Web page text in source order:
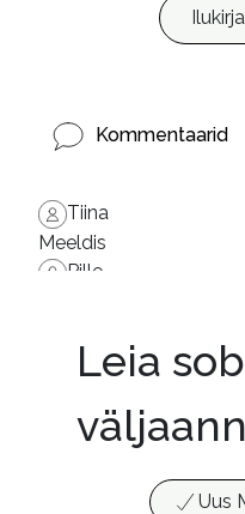
Kommentaarid
Tiina
Meeldis
Pille
Leia
Uus